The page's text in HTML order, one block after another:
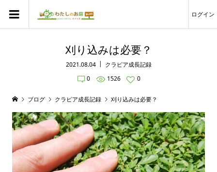
ログイン
刈り込みは必要？
2021.08.04
クラピア成長記録
0
1526 0
ブログ クラピア成長記録 刈り込みは必要？